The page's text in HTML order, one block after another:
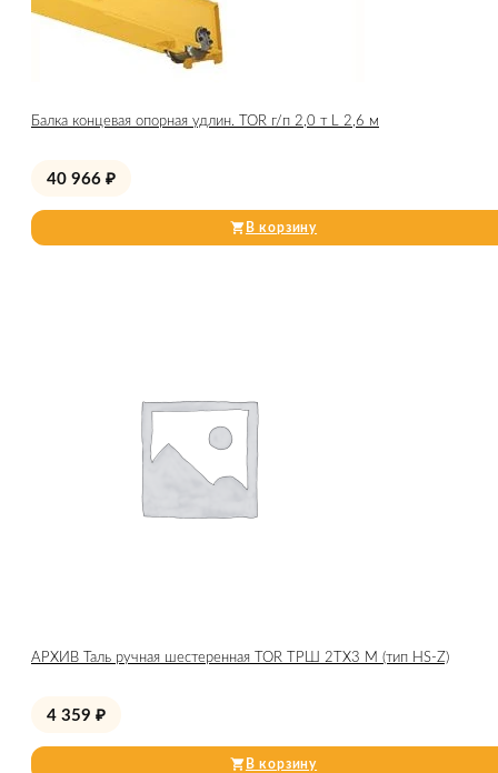
Балка концевая опорная удлин. TOR г/п 2,0 т L 2,6 м
40 966 ₽
В корзину
АРХИВ Таль ручная шестеренная TOR ТРШ 2ТХ3 М (тип HS-Z)
4 359 ₽
В корзину